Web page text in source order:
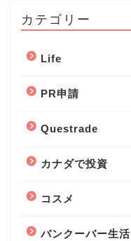
カテゴリー
Life
PR申請
Questrade
カナダで投資
コスメ
バンクーバー生活